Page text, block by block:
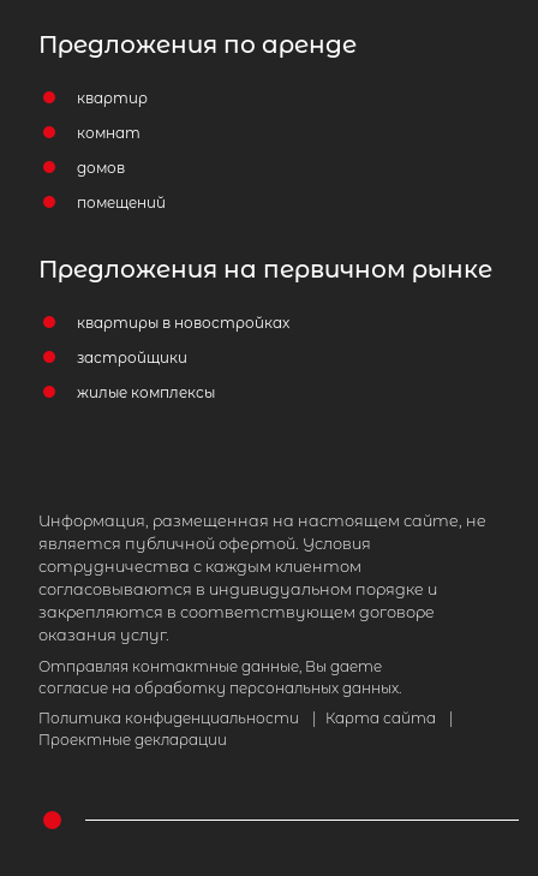
Предложения по аренде
квартир
комнат
домов
помещений
Предложения на первичном рынке
квартиры в новостройках
застройщики
жилые комплексы
Информация, размещенная на настоящем сайте, не
является публичной офертой. Условия
сотрудничества с каждым клиентом
согласовываются в индивидуальном порядке и
закрепляются в соответствующем договоре
оказания услуг.
Отправляя контактные данные, Вы даете
согласие на обработку персональных данных.
Политика конфиденциальности
Карта сайта
Проектные декларации